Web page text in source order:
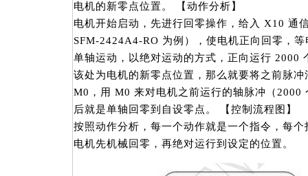
电机的新零点位置。 【动作分析】
电机开始启动，先进行回零操作，给入 X10 通
SFM-2424A4-RO 为例），使电机正向回零，
单轴运动，以绝对运动的方式，正向运行 2000
该处为电机的新零点位置，那么就要将之前脉
M0，用 M0 来对电机之前运行的轴脉冲（2000
后就是单轴回零到自设零点。 【控制流程图】
按照动作分析，每一个动作就是一个指令，每
电机先机械回零，再绝对运行到设定的位置。